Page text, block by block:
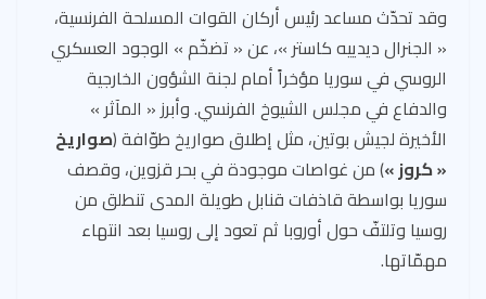
وقد تحدّث مساعد رئيس أركان القوات المسلحة الفرنسية،
« الجنرال ديدييه كاستر »، عن « تضخّم » الوجود العسكري
الروسي في سوريا مؤخراً أمام لجنة الشؤون الخارجية
والدفاع في مجلس الشيوخ الفرنسي. وأبرز « المآثر »
الأخيرة لجيش بوتين، مثل إطلاق صواريخ طوّافة (صواريخ
« كروز ») من غواصات موجودة في بحر قزوين، وقصف
سوريا بواسطة قاذفات قنابل طويلة المدى تنطلق من
روسيا وتلتفّ حول أوروبا ثم تعود إلى روسيا بعد انتهاء
مهمّاتها.